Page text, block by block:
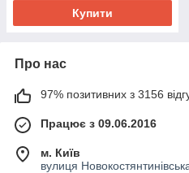
Купити
Про нас
97% позитивних з 3156
Працює з 09.06.2016
м. Київ
вулиця